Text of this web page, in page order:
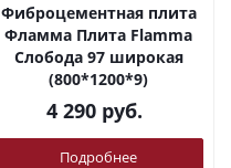
Фиброцементная плита
Фламма Плита Flamma
Слобода 97 широкая
(800*1200*9)
4 290 руб.
Подробнее